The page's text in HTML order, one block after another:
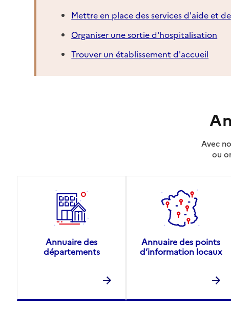
Mettre en place des services d'aide et
Organiser une sortie d'hospitalisation
Trouver un établissement d'accueil
Avec
ou
Annuaire des
départements
Annuaire des points
d’information locaux